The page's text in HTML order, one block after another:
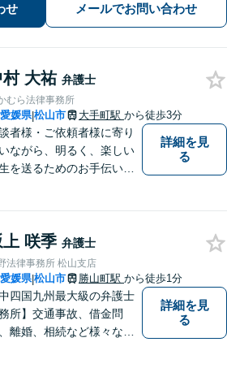
事件】刑事事件は１分１秒が勝負で
す。迅速に対応します。
せ メールでお問い合わせ
村 大祐 弁護士
むら法律事務所
愛媛県|松山市 大手町駅 から徒歩3分
者様・ご依頼者様に寄り
ながら、明るく、楽しい
を送るためのお手伝いを
詳細を見
る
上 咲季 弁護士
法律事務所 松山支店
愛媛県|松山市 勝山町駅 から徒歩1分
中四国九州最大級の弁護士
所】交通事故、借金問
離婚、相続など様々な問
詳細を見
る